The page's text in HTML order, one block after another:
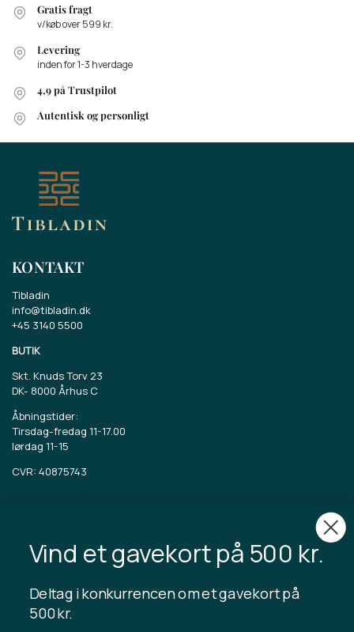
Gratis fragt
v/køb over 599 kr.
Levering
inden for 1-3 hverdage
4,9 på Trustpilot
Autentisk og personligt
KONTAKT
Tibladin
info@tibladin.dk
+45 3140 5500
BUTIK
Skt. Knuds Torv 23
DK- 8000 Århus C
Åbningstider:
Tirsdag-fredag 11-17.00
lørdag 11-15
CVR: 40875743
Om Tibladin
Blog
Bæredygtig produktion
Tilmeld kundeklub
Kontakt os
Vind et gavekort på 500 kr.
Deltag i konkurrencen om et gavekort på
500 kr.